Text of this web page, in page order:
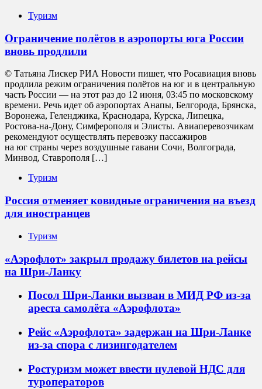
Туризм
Ограничение полётов в аэропорты юга России
вновь продлили
© Татьяна Лискер РИА Новости пишет, что Росавиация вновь
продлила режим ограничения полётов на юг и в центральную
часть России — на этот раз до 12 июня, 03:45 по московскому
времени. Речь идет об аэропортах Анапы, Белгорода, Брянска,
Воронежа, Геленджика, Краснодара, Курска, Липецка,
Ростова-на-Дону, Симферополя и Элисты. Авиаперевозчикам
рекомендуют осуществлять перевозку пассажиров
на юг страны через воздушные гавани Сочи, Волгограда,
Минвод, Ставрополя […]
Туризм
Россия отменяет ковидные ограничения на въезд
для иностранцев
Туризм
«Аэрофлот» закрыл продажу билетов на рейсы
на Шри-Ланку
Посол Шри-Ланки вызван в МИД РФ из-за
ареста самолёта «Аэрофлота»
Рейс «Аэрофлота» задержан на Шри-Ланке
из-за спора с лизингодателем
Ростуризм может ввести нулевой НДС для
туроператоров